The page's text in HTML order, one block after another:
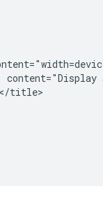
title>